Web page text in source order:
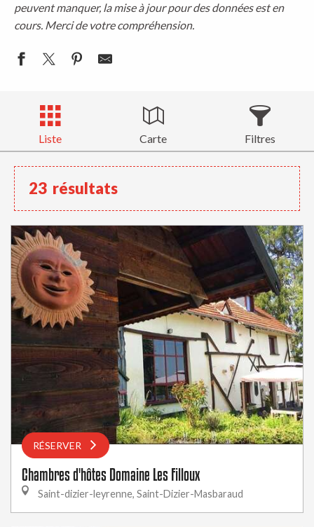
peuvent manquer, la mise à jour pour des données est en
cours. Merci de votre compréhension.
Liste Carte Filtres
23 résultats
RÉSERVER
Chambres d'hôtes Domaine Les Filloux
Saint-dizier-leyrenne, Saint-Dizier-Masbaraud